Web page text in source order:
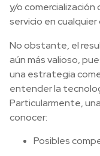
y/o
servicio en
No obstante, el
aún más valioso,
una estrategia
entender la
Particularmente,
conocer:
Posibles